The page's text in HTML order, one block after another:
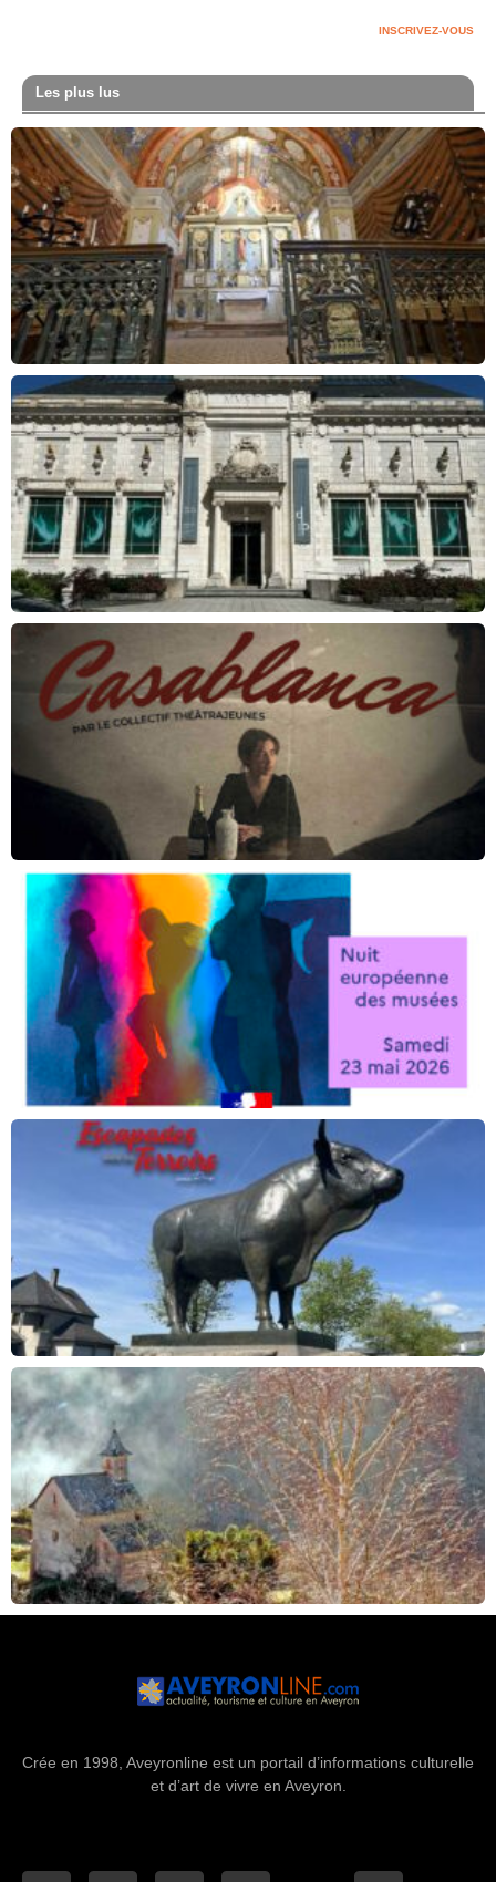
INSCRIVEZ-VOUS
Les plus lus
Crée en 1998, Aveyronline est un portail d’informations culturelle
et d’art de vivre en Aveyron.